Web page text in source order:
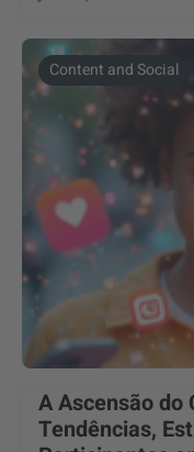
Content and Social
A Ascensão do
Tendências,